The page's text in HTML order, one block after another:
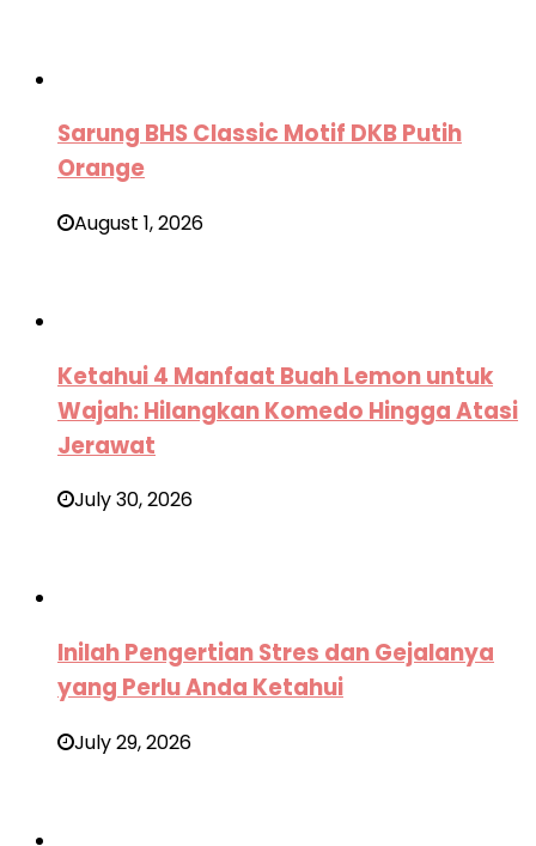
Sarung BHS Classic Motif DKB Putih
Orange
August 1, 2026
Ketahui 4 Manfaat Buah Lemon untuk
Wajah: Hilangkan Komedo Hingga Atasi
Jerawat
July 30, 2026
Inilah Pengertian Stres dan Gejalanya
yang Perlu Anda Ketahui
July 29, 2026